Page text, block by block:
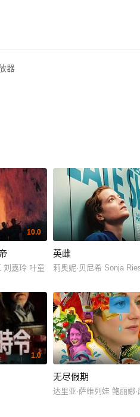
器
10.0
刘嘉玲 叶童
英雌
莉奥妮·贝尼希 Sonja
1.0
无尽假期
达里亚·萨维列娃 鲍丽